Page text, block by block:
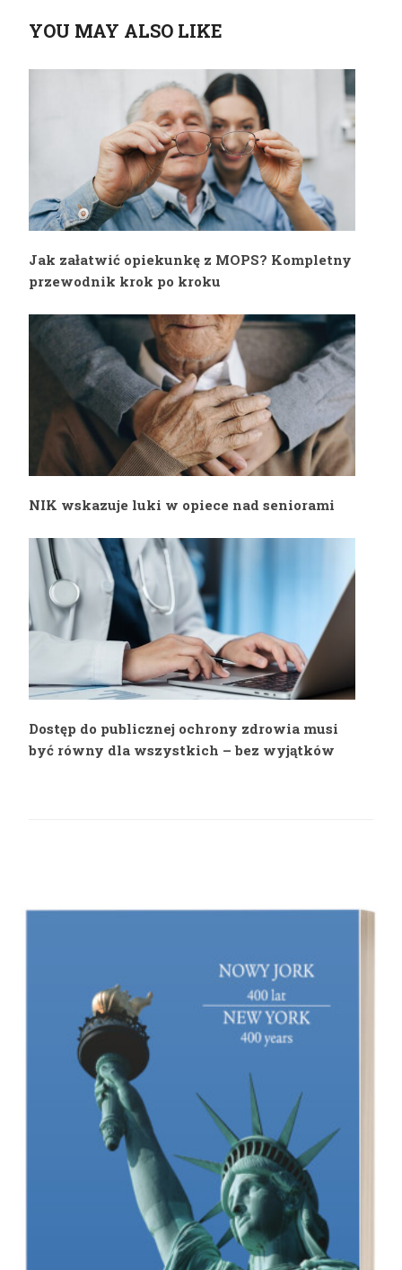
niepełnosprawnościąniepełnosprawnościami
YOU MAY ALSO LIKE
Jak załatwić opiekunkę z MOPS? Kompletny
przewodnik krok po kroku
NIK wskazuje luki w opiece nad seniorami
Dostęp do publicznej ochrony zdrowia musi
być równy dla wszystkich – bez wyjątków